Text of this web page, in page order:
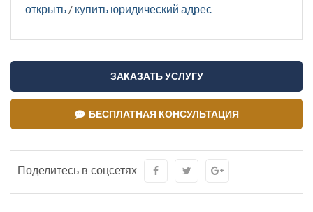
открыть / купить юридический адрес
ЗАКАЗАТЬ УСЛУГУ
БЕСПЛАТНАЯ КОНСУЛЬТАЦИЯ
Поделитесь в соцсетях